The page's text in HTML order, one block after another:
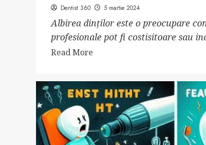
Dentist 360 5 martie 2024
Albirea dinților este o preocupare
profesionale pot fi costisitoare sau
Read More
Albirea
dinților
acasă
5